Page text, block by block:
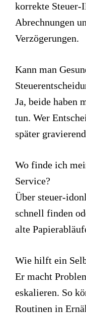
korrekte Steuer-
Abrechnungen
Verzögerungen.
Kann man
Ja, beide haben
tun. Wer
später
Wo finde ich
Service?
Über steuer-
schnell finden
alte
Wie hilft ein
Er macht
eskalieren. So
Routinen in